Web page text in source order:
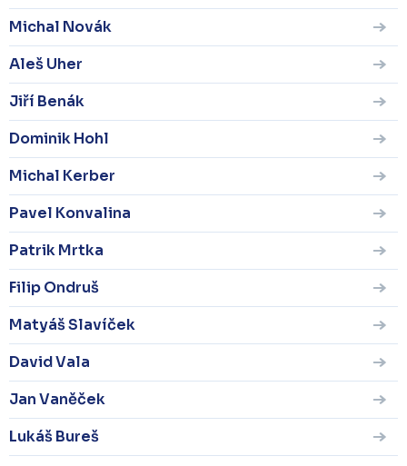
Michal Novák
Aleš Uher
Jiří Benák
Dominik Hohl
Michal Kerber
Pavel Konvalina
Patrik Mrtka
Filip Ondruš
Matyáš Slavíček
David Vala
Jan Vaněček
Lukáš Bureš